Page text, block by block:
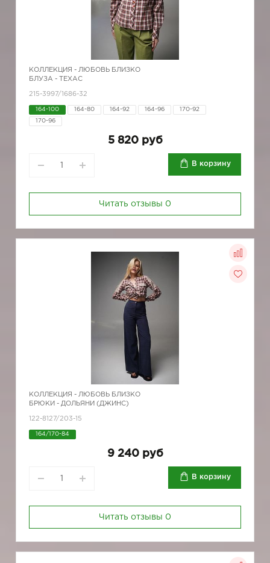
КОЛЛЕКЦИЯ - ЛЮБОВЬ БЛИЗКО
БЛУЗА - ТЕХАС
215-3997/1686-32
164-100 164-80 164-92 164-96 170-92
170-96
5 820 руб
В корзину
Читать отзывы 0
КОЛЛЕКЦИЯ - ЛЮБОВЬ БЛИЗКО
БРЮКИ - ДОЛЬЯНИ (ДЖИНС)
122-8127/203-15
164/170-84
9 240 руб
В корзину
Читать отзывы 0